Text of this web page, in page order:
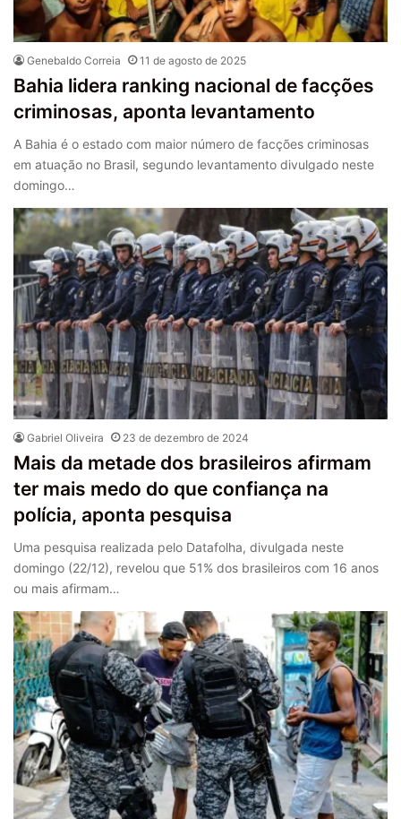
Genebaldo Correia 11 de agosto de 2025
Bahia lidera ranking nacional de facções
criminosas, aponta levantamento
A Bahia é o estado com maior número de facções criminosas
em atuação no Brasil, segundo levantamento divulgado neste
domingo…
Gabriel Oliveira 23 de dezembro de 2024
Mais da metade dos brasileiros afirmam
ter mais medo do que confiança na
polícia, aponta pesquisa
Uma pesquisa realizada pelo Datafolha, divulgada neste
domingo (22/12), revelou que 51% dos brasileiros com 16 anos
ou mais afirmam…